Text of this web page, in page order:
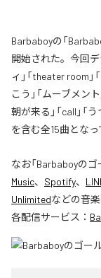
Barbaboyの「
開始された。今回
ィ」「theater room」
こう」「ムーブメン
朝が来る」「call」「
を含む全15曲となっ
なお「Barbaboyの
Music、 Spotify、
Unlimitedなどの音
各配信サービス：